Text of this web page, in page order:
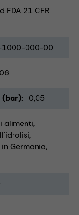
FDA 21 CFR
000-00
(bar) 0,05
alimenti
Germania